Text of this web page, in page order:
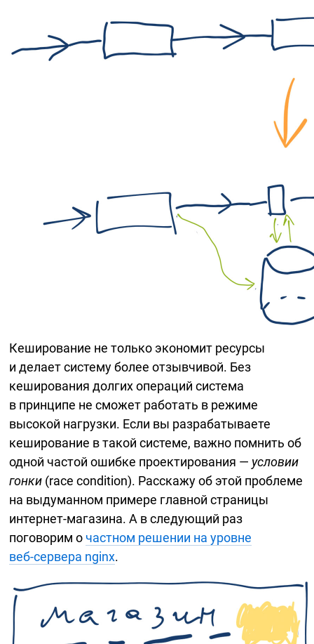
Кеширование не только экономит ресурсы
и делает систему более отзывчивой. Без
кеширования долгих операций система
в принципе не сможет работать в режиме
высокой нагрузки. Если вы разрабатываете
кеширование в такой системе, важно помнить об
одной частой ошибке проектирования — условии
гонки (race condition). Расскажу об этой проблеме
на выдуманном примере главной страницы
интернет-магазина. А в следующий раз
поговорим очастном решении на уровне
веб-сервера nginx.